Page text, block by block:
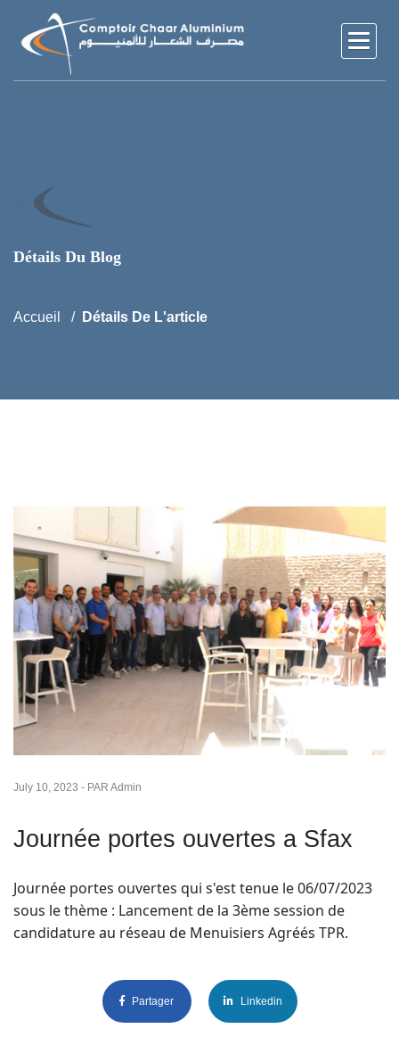
Détails Du Blog
Accueil Détails De L'article
July 10, 2023 - PAR Admin
Journée portes ouvertes a Sfax
Journée portes ouvertes qui s'est tenue le 06/07/2023
sous le thème : Lancement de la 3ème session de
candidature au réseau de Menuisiers Agréés TPR.
Partager Linkedin